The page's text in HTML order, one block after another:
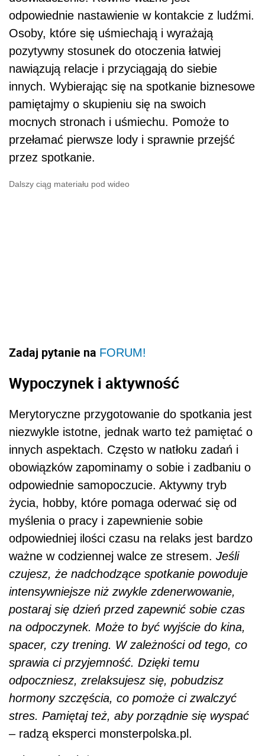
odpowiednie nastawienie w kontakcie z ludźmi.
Osoby, które się uśmiechają i wyrażają
pozytywny stosunek do otoczenia łatwiej
nawiązują relacje i przyciągają do siebie
innych. Wybierając się na spotkanie biznesowe
pamiętajmy o skupieniu się na swoich
mocnych stronach i uśmiechu. Pomoże to
przełamać pierwsze lody i sprawnie przejść
przez spotkanie.
Dalszy ciąg materiału pod wideo
Zadaj pytanie na FORUM!
Wypoczynek i aktywność
Merytoryczne przygotowanie do spotkania jest
niezwykle istotne, jednak warto też pamiętać o
innych aspektach. Często w natłoku zadań i
obowiązków zapominamy o sobie i zadbaniu o
odpowiednie samopoczucie. Aktywny tryb
życia, hobby, które pomaga oderwać się od
myślenia o pracy i zapewnienie sobie
odpowiedniej ilości czasu na relaks jest bardzo
ważne w codziennej walce ze stresem. Jeśli
czujesz, że nadchodzące spotkanie powoduje
intensywniejsze niż zwykle zdenerwowanie,
postaraj się dzień przed zapewnić sobie czas
na odpoczynek. Może to być wyjście do kina,
spacer, czy trening. W zależności od tego, co
sprawia ci przyjemność. Dzięki temu
odpoczniesz, zrelaksujesz się, pobudzisz
hormony szczęścia, co pomoże ci zwalczyć
stres. Pamiętaj też, aby porządnie się wyspać
– radzą eksperci monsterpolska.pl.